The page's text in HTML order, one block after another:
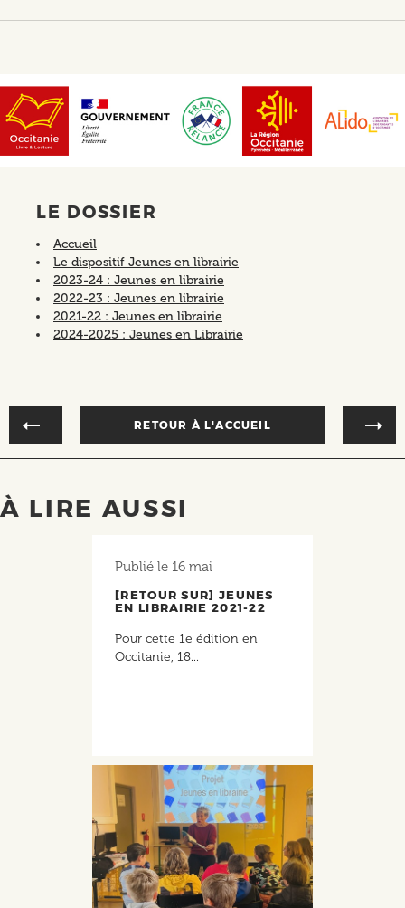
LE DOSSIER
Accueil
Le dispositif Jeunes en librairie
2023-24 : Jeunes en librairie
2022-23 : Jeunes en librairie
2021-22 : Jeunes en librairie
2024-2025 : Jeunes en Librairie
RETOUR À L'ACCUEIL
À LIRE AUSSI
Publié le 16 mai
[RETOUR SUR] JEUNES
EN LIBRAIRIE 2021-22
Pour cette 1e édition en
Occitanie, 18...